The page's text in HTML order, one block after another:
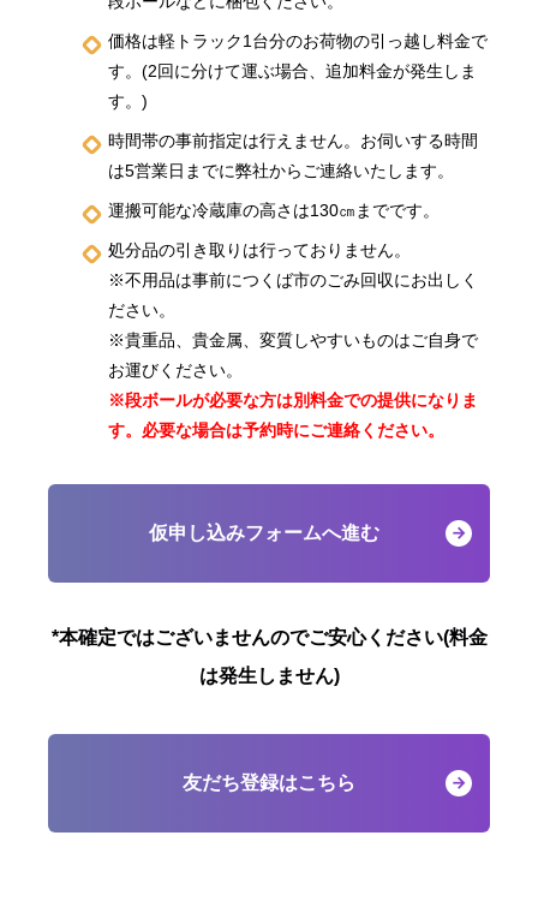
価格は軽トラック1台分のお荷物の引っ越し料金で
す。(2回に分けて運ぶ場合、追加料金が発生しま
す。)
時間帯の事前指定は行えません。お伺いする時間
は5営業日までに弊社からご連絡いたします。
運搬可能な冷蔵庫の高さは130㎝までです。
処分品の引き取りは行っておりません。
※不用品は事前につくば市のごみ回収にお出しく
ださい。
※貴重品、貴金属、変質しやすいものはご自身で
お運びください。
※段ボールが必要な方は別料金での提供になりま
す。 必要な場合は予約時にご連絡ください。
仮申し込みフォームへ進む
*本確定ではございませんのでご安心ください(料金
は発生しません)
友だち登録はこちら